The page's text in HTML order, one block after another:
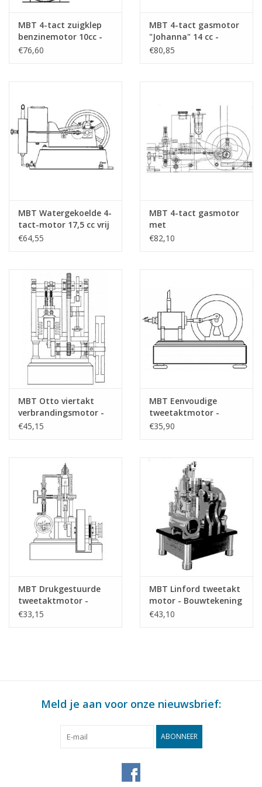
MBT 4-tact zuigklep
benzinemotor 10cc -
Bouwtekening Schaal 1
€76,60
MBT 4-tact gasmotor
"Johanna" 14 cc -
Bouwtekening Schaal 1
€80,85
MBT Watergekoelde 4-
tact-motor 17,5 cc vrij
naar "Lister" -
€64,55
MBT 4-tact gasmotor
met
gloeibuisontsteking -
€82,10
MBT Otto viertakt
verbrandingsmotor -
Bouwtekening Schaal 1
€45,15
MBT Eenvoudige
tweetaktmotor -
Bouwtekening Schaal 1
€35,90
MBT Drukgestuurde
tweetaktmotor -
Bouwtekening Schaal 1
€33,15
MBT Linford tweetakt
motor - Bouwtekening
Schaal 1 : N/A
€43,10
Meld je aan voor onze nieuwsbrief:
ABONNEER